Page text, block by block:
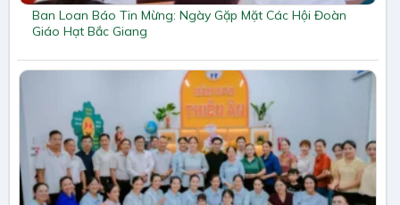
Ban Loan Báo Tin Mừng: Ngày Gặp Mặt Các Hội Đoàn
Giáo Hạt Bắc Giang